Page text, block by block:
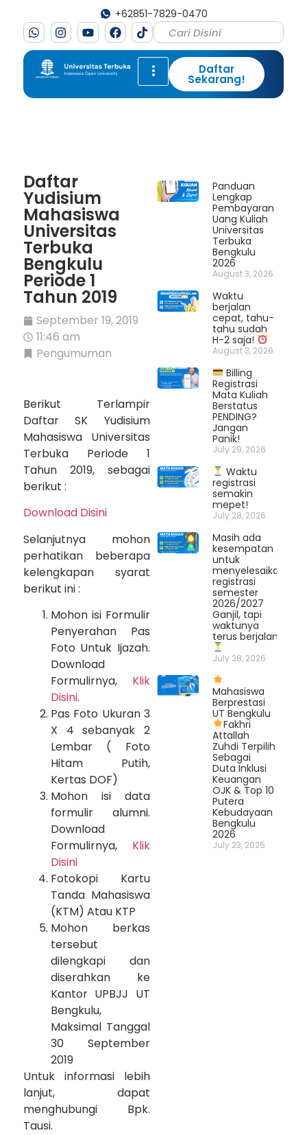
+62851-7829-0470
Daftar
Sekarang!
Daftar
Yudisium
Mahasiswa
Universitas
Terbuka
Bengkulu
Periode 1
Tahun 2019
September 19, 2019
11:46 am
Pengumuman
Berikut Terlampir
Daftar SK Yudisium
Mahasiswa Universitas
Terbuka Periode 1
Tahun 2019, sebagai
berikut :
Download Disini
Selanjutnya mohon
perhatikan beberapa
kelengkapan syarat
berikut ini :
Mohon isi Formulir
Penyerahan Pas
Foto Untuk Ijazah.
Download
Formulirnya, Klik
Disini.
Pas Foto Ukuran 3
X 4 sebanyak 2
Lembar ( Foto
Hitam Putih,
Kertas DOF)
Mohon isi data
formulir alumni.
Download
Formulirnya, Klik
Disini
Fotokopi Kartu
Tanda Mahasiswa
(KTM) Atau KTP
Mohon berkas
tersebut
dilengkapi dan
diserahkan ke
Kantor UPBJJ UT
Bengkulu,
Maksimal Tanggal
30 September
2019
Untuk informasi lebih
lanjut, dapat
menghubungi Bpk.
Tausi.
Panduan
Lengkap
Pembayaran
Uang Kuliah
Universitas
Terbuka
Bengkulu
2026
August 3, 2026
Waktu
berjalan
cepat, tahu-
tahu sudah
H-2 saja!
August 3, 2026
Billing
Registrasi
Mata Kuliah
Berstatus
PENDING?
Jangan
Panik!
July 29, 2026
Waktu
registrasi
semakin
mepet!
July 28, 2026
Masih ada
kesempatan
untuk
menyelesaikan
registrasi
semester
2026/2027
Ganjil, tapi
waktunya
terus berjalan.
July 28, 2026
Mahasiswa
Berprestasi
UT Bengkulu
Fakhri
Attallah
Zuhdi Terpilih
Sebagai
Duta Inklusi
Keuangan
OJK & Top 10
Putera
Kebudayaan
Bengkulu
2026
July 23, 2026